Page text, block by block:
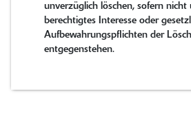
unverzüglich löschen, sofern nicht
berechtigtes Interesse oder
Aufbewahrungspflichten der
entgegenstehen.